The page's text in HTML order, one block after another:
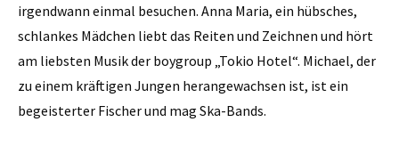
irgendwann einmal besuchen. Anna Maria, ein hübsches,
schlankes Mädchen liebt das Reiten und Zeichnen und hört
am liebsten Musik der boygroup „Tokio Hotel“. Michael, der
zu einem kräftigen Jungen herangewachsen ist, ist ein
begeisterter Fischer und mag Ska-Bands.